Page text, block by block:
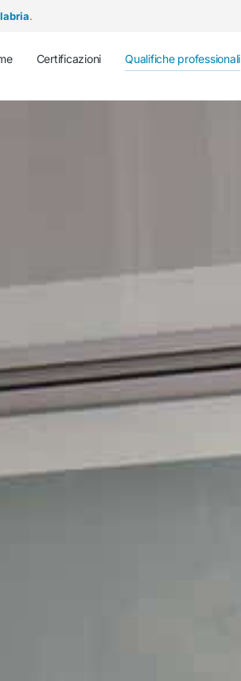
.
Certificazioni Qualifiche professionali